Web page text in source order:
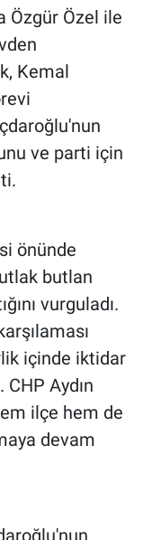
Özgür Özel ile
Kemal
ve parti için
önünde
butlan
vurguladı.
içinde iktidar
Aydın
ilçe hem de
devam